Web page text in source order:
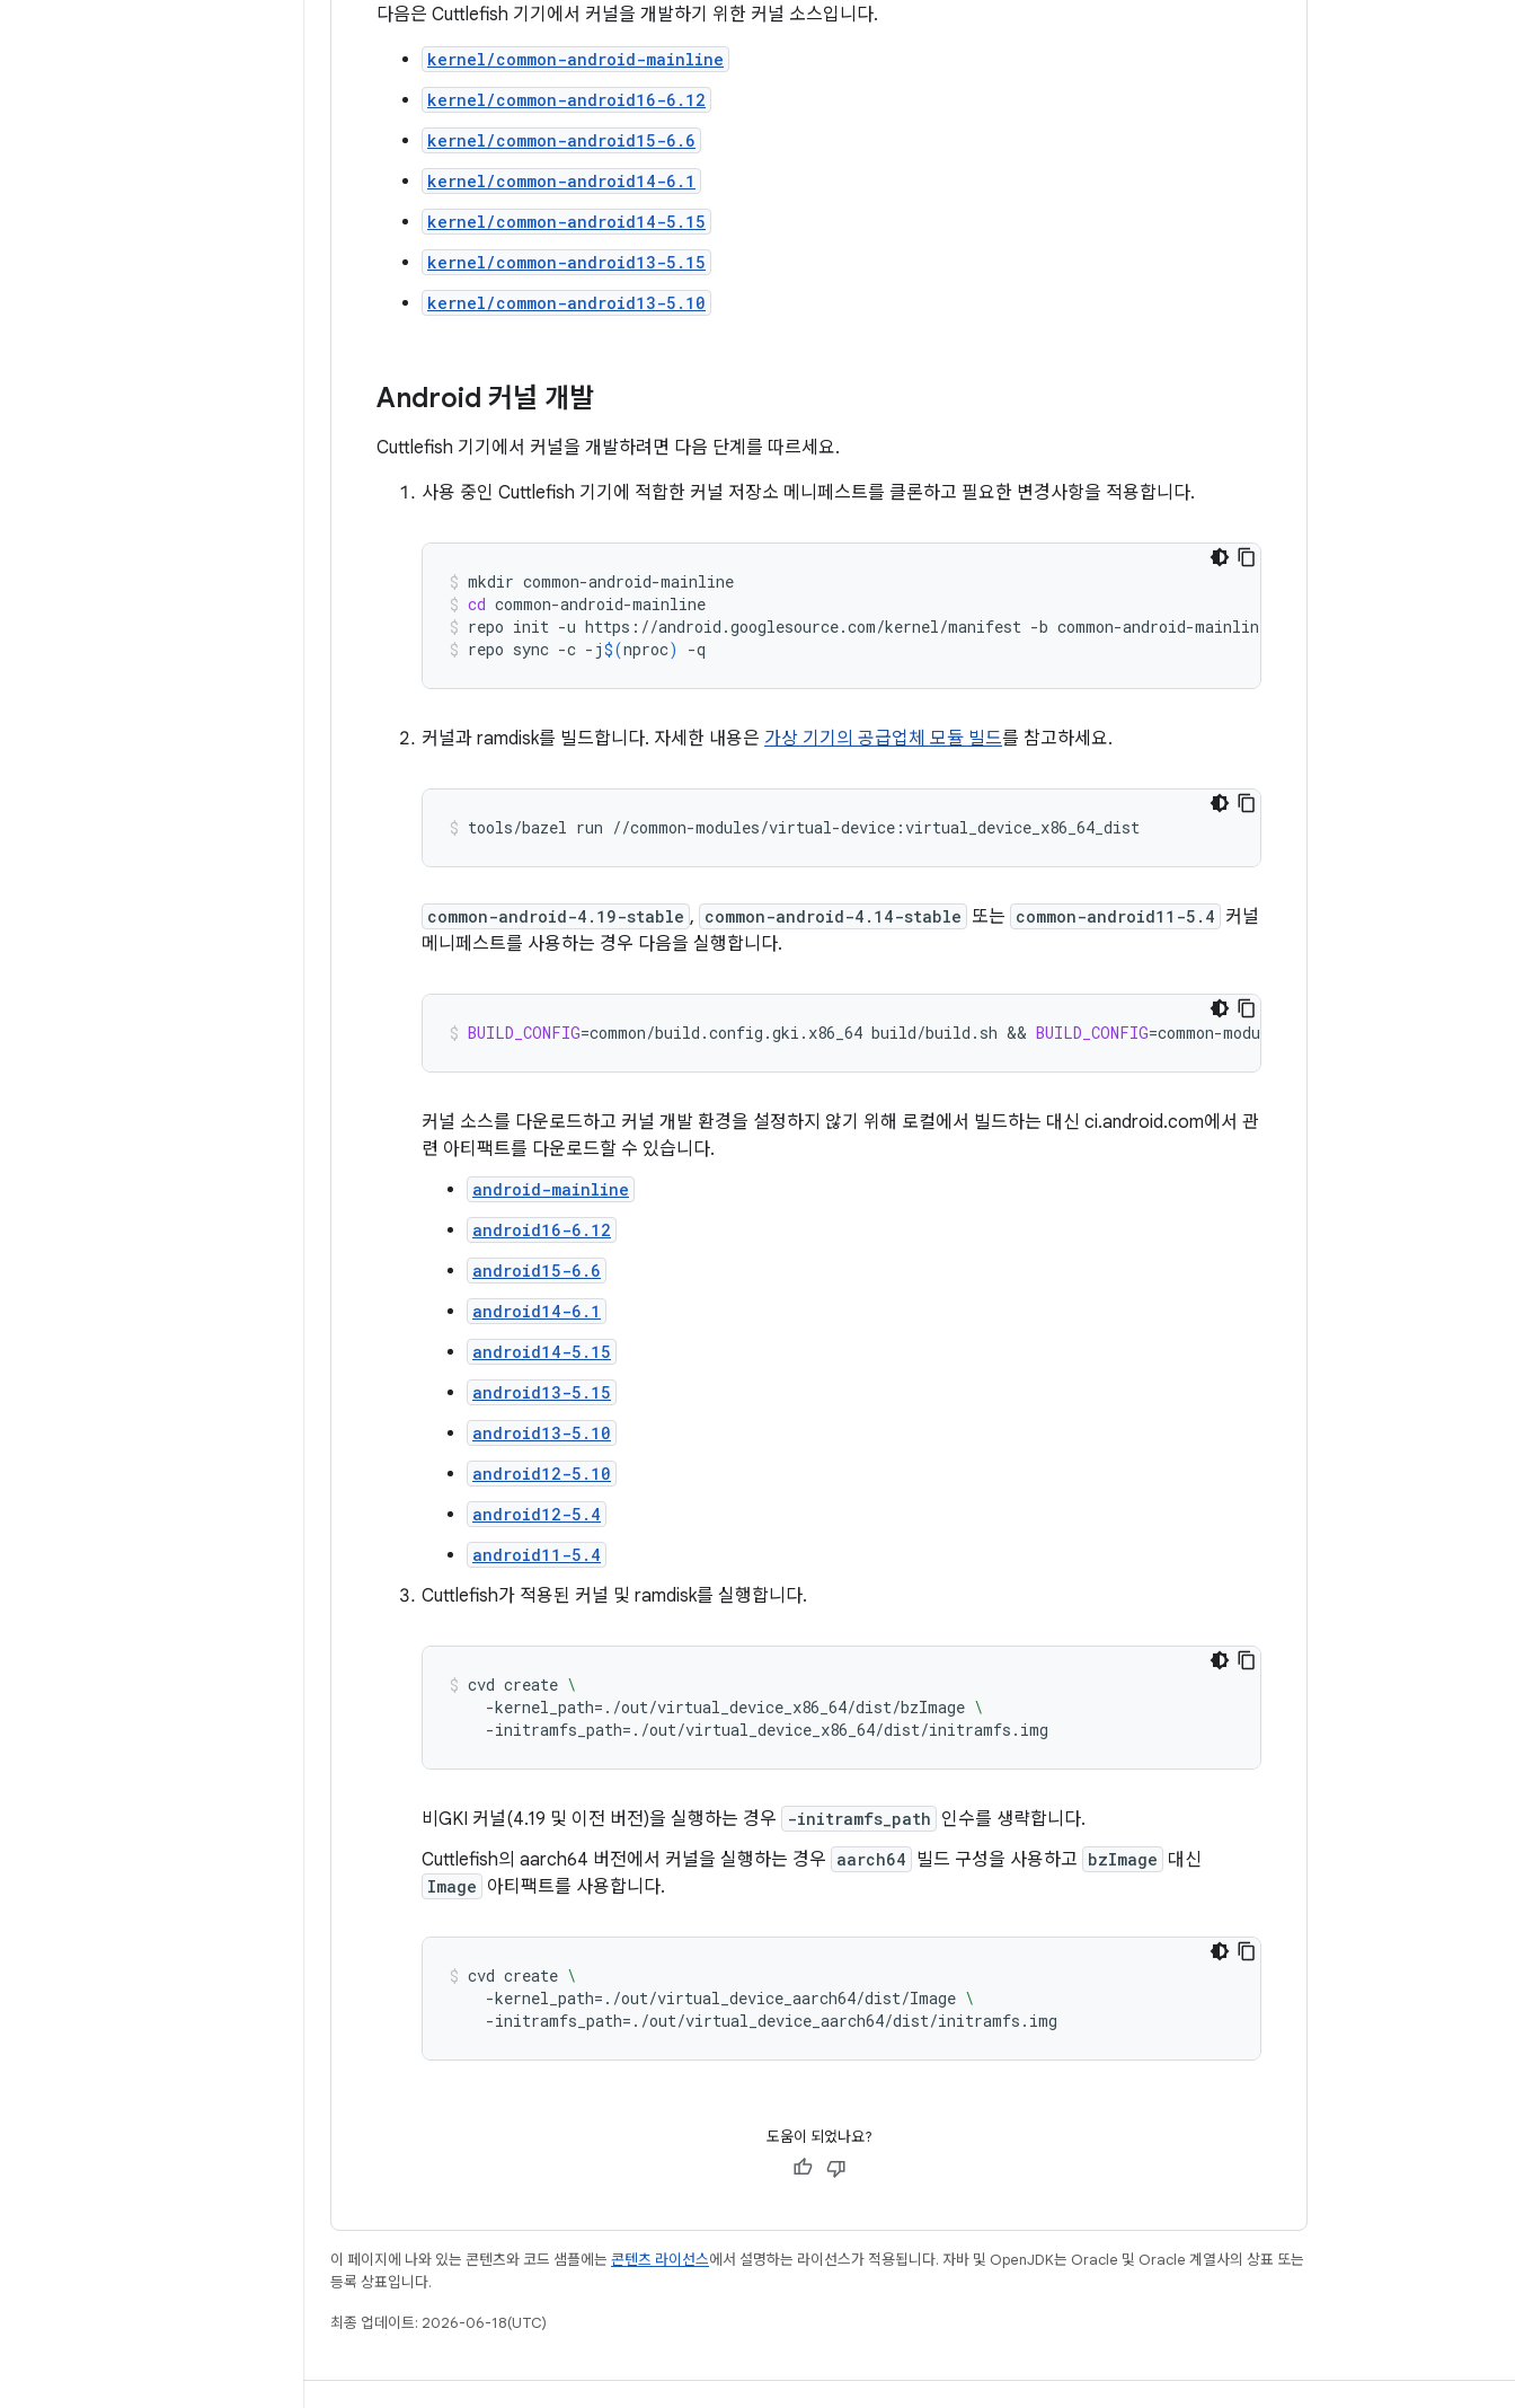
다음은 Cuttlefish 기기에서 커널을 개발하기 위한 커널 소스입니다.
kernel/common-android-mainline
kernel/common-android16-6.12
kernel/common-android15-6.6
kernel/common-android14-6.1
kernel/common-android14-5.15
kernel/common-android13-5.15
kernel/common-android13-5.10
Android 커널 개발
Cuttlefish 기기에서 커널을 개발하려면 다음 단계를 따르세요.
사용 중인 Cuttlefish 기기에 적합한 커널 저장소 메니페스트를 클론하고 필요한 변경사항을 적용합니다.
mkdir common-android-mainline
cd common-android-mainline
repo init -u https://android.googlesource.com/kernel/manifest -b common-android-mainline
repo sync -c -j$(nproc) -q
커널과 ramdisk를 빌드합니다. 자세한 내용은 가상 기기의 공급업체 모듈 빌드를 참고하세요.
tools/bazel run //common-modules/virtual-device:virtual_device_x86_64_dist
common-android-4.19-stable , common-android-4.14-stable 또는 common-android11-5.4 커널
메니페스트를 사용하는 경우 다음을 실행합니다.
BUILD_CONFIG=common/build.config.gki.x86_64 build/build.sh && BUILD_CONFIG=common-modules/virtual-device/
커널 소스를 다운로드하고 커널 개발 환경을 설정하지 않기 위해 로컬에서 빌드하는 대신 ci.android.com에서 관
련 아티팩트를 다운로드할 수 있습니다.
android-mainline
android16-6.12
android15-6.6
android14-6.1
android14-5.15
android13-5.15
android13-5.10
android12-5.10
android12-5.4
android11-5.4
Cuttlefish가 적용된 커널 및 ramdisk를 실행합니다.
cvd create \
-kernel_path= ./out/virtual_device_x86_64/dist/bzImage \
-initramfs_path= ./out/virtual_device_x86_64/dist/initramfs.img
비GKI 커널(4.19 및 이전 버전)을 실행하는 경우 -initramfs_path 인수를 생략합니다.
Cuttlefish의 aarch64 버전에서 커널을 실행하는 경우 aarch64 빌드 구성을 사용하고 bzImage 대신
Image 아티팩트를 사용합니다.
cvd create \
-kernel_path= ./out/virtual_device_aarch64/dist/Image \
-initramfs_path= ./out/virtual_device_aarch64/dist/initramfs.img
도움이 되었나요?
이 페이지에 나와 있는 콘텐츠와 코드 샘플에는 콘텐츠 라이선스에서 설명하는 라이선스가 적용됩니다. 자바 및 OpenJDK는 Oracle 및 Oracle 계열사의 상표 또는
등록 상표입니다.
최종 업데이트: 2026-06-18(UTC)